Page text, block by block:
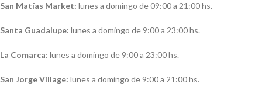
San Matías Market: lunes a domingo de 09:00 a 21:00 hs.
Santa Guadalupe: lunes a domingo de 9:00 a 23:00 hs.
La Comarca: lunes a domingo de 9:00 a 23:00 hs.
San Jorge Village: lunes a domingo de 9:00 a 21:00 hs.